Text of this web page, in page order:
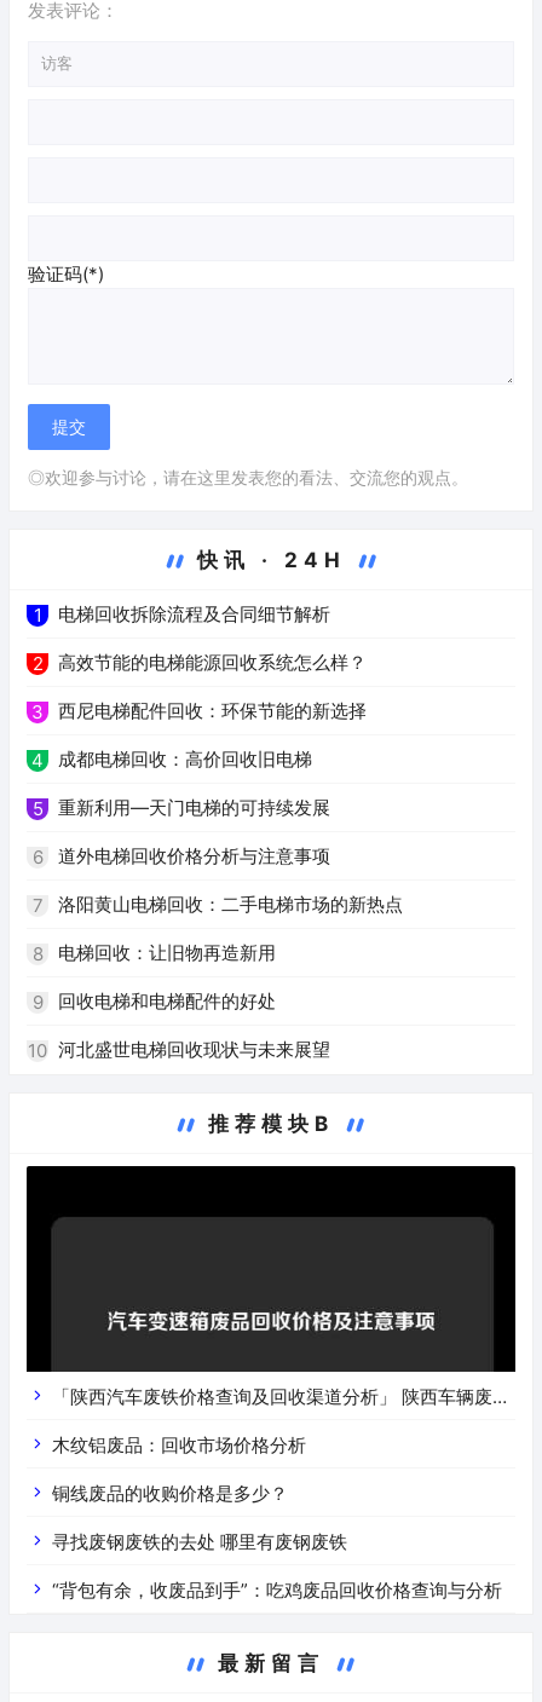
发表评论：
验证码(*)
◎欢迎参与讨论，请在这里发表您的看法、交流您的观点。
快讯 · 24H
1 电梯回收拆除流程及合同细节解析
2 高效节能的电梯能源回收系统怎么样？
3 西尼电梯配件回收：环保节能的新选择
4 成都电梯回收：高价回收旧电梯
5 重新利用—天门电梯的可持续发展
6 道外电梯回收价格分析与注意事项
7 洛阳黄山电梯回收：二手电梯市场的新热点
8 电梯回收：让旧物再造新用
9 回收电梯和电梯配件的好处
10 河北盛世电梯回收现状与未来展望
推荐模块B
「陕西汽车废铁价格查询及回收渠道分析」 陕西车辆废铁
价是什么
木纹铝废品：回收市场价格分析
铜线废品的收购价格是多少？
寻找废钢废铁的去处 哪里有废钢废铁
“背包有余，收废品到手”：吃鸡废品回收价格查询与分析
最新留言